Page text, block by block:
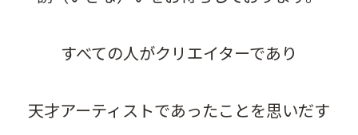
すべての人がクリエイターであり
天才アーティストであったことを思いだす